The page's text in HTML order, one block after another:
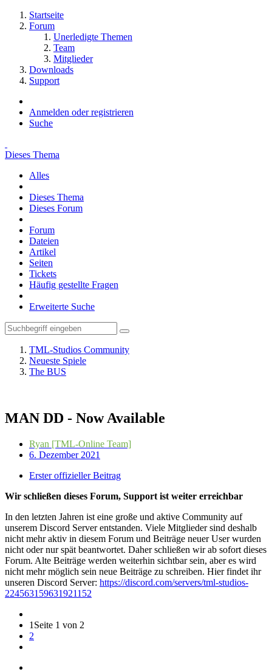
Startseite
Forum
Unerledigte Themen
Team
Mitglieder
Downloads
Support
Anmelden oder registrieren
Suche
Dieses Thema
Alles
Dieses Thema
Dieses Forum
Forum
Dateien
Artikel
Seiten
Tickets
Häufig gestellte Fragen
Erweiterte Suche
TML-Studios Community
Neueste Spiele
The BUS
MAN DD - Now Available
Ryan [TML-Online Team]
6. Dezember 2021
Erster offizieller Beitrag
Wir schließen dieses Forum, Support ist weiter erreichbar
In den letzten Jahren ist eine große und aktive Community auf
unserem Discord Server entstanden. Viele Mitglieder sind deshalb
nicht mehr aktiv in diesem Forum und Beiträge neuer User wurden
nicht oder nur spät beantwortet. Daher schließen wir ab sofort dieses
Forum. Alte Beiträge werden weiterhin sichtbar sein, aber es wird
nicht mehr möglich sein neue Beiträge zu schreiben. Hier findet ihr
unseren Discord Server: https://discord.com/servers/tml-studios-
224563159631921152
1 Seite 1 von 2
2